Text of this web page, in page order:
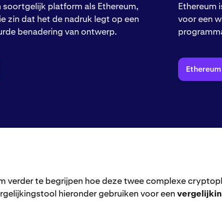
soortgelijk platform als Ethereum,
zin dat het de nadruk legt op een
benadering van ontwerp.
Ethereum
voor een
verder te begrijpen hoe deze twee complexe
hieronder gebruiken voor een